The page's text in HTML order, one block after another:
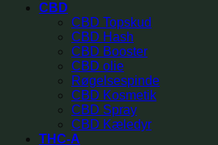
CBD
CBD Topskud
CBD Hash
CBD Booster
CBD olie
Røgelsespinde
CBD Kosmetik
CBD Spray
CBD Kæledyr
THC-A